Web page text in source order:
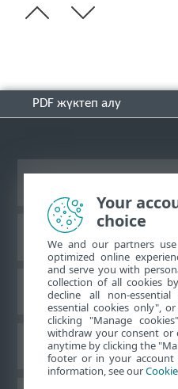
PDF жүктеп алу
ESET
ESET
Your
choice
We and our partners
optimized online
and serve you with
collection of all cookies
decline all non-
essential cookies only",
clicking "Manage
withdraw your consent or
anytime by clicking the
footer or in your account
information, see our